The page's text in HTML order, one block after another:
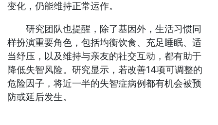
变化，仍能维持正常运作。
研究团队也提醒，除了基因外，生活习惯同
样扮演重要角色，包括均衡饮食、充足睡眠、适
当纾压，以及维持与亲友的社交互动，都有助于
降低失智风险。研究显示，若改善14项可调整的
危险因子，将近一半的失智症病例都有机会被预
防或延后发生。